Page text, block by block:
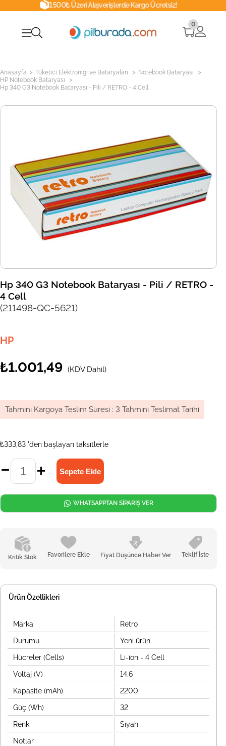
1500₺ Üzeri Alışverişlerde Kargo Ücretsiz!
0
Anasayfa > Tüketici Elektroniği ve Bataryaları > Notebook Bataryası >
HP Notebook Bataryası >
Hp 340 G3 Notebook Bataryası - Pili / RETRO - 4 Cell
Hp 340 G3 Notebook Bataryası - Pili / RETRO -
4 Cell
(211498-QC-5621)
HP
₺1.001,49 (KDV Dahil)
Tahmini Kargoya Teslim Süresi : 3 Tahmini Teslimat Tarihi
₺333,83 'den başlayan taksitlerle
Kritik Stok Favorilere Ekle Fiyat Düşünce Haber Ver Teklif İste
WHATSAPPTAN SİPARİŞ VER
Ürün Özellikleri
Marka Retro
Durumu Yeni ürün
Hücreler (Cells) Li-ion - 4 Cell
Voltaj (V) 14.6
Kapasite (mAh) 2200
Güç (Wh) 32
Renk Siyah
Notlar